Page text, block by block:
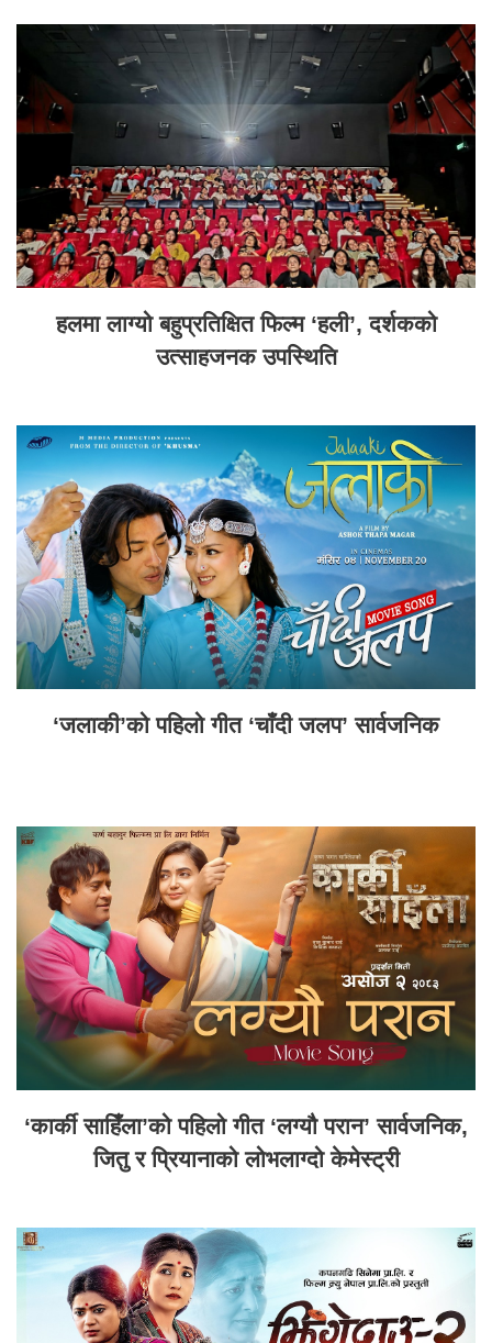
हलमा लाग्यो बहुप्रतिक्षित फिल्म ‘हली’, दर्शकको
उत्साहजनक उपस्थिति
‘जलाकी’को पहिलो गीत ‘चाँदी जलप’ सार्वजनिक
‘कार्की साहिँला’को पहिलो गीत ‘लग्यौ परान’ सार्वजनिक,
जितु र प्रियानाको लोभलाग्दो केमेस्ट्री